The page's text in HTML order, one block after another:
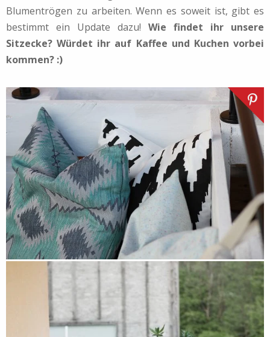
Blumentrögen zu arbeiten. Wenn es soweit ist, gibt es
bestimmt ein Update dazu! Wie findet ihr unsere
Sitzecke? Würdet ihr auf Kaffee und Kuchen vorbei
kommen? :)